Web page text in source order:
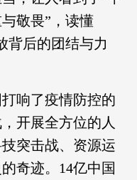
敬畏”，读懂
背后的团结与力
响了疫情防控的
开展全方位的人
突击战、资源运
奇迹。14亿中国